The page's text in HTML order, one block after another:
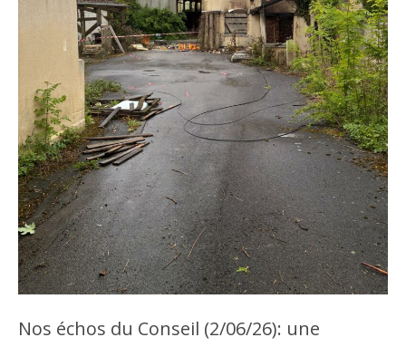
Nos échos du Conseil (2/06/26): une